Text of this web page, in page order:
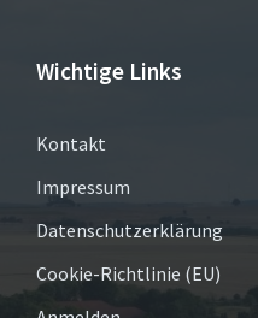
Wichtige Links
Kontakt
Impressum
Datenschutzerklärung
Cookie-Richtlinie (EU)